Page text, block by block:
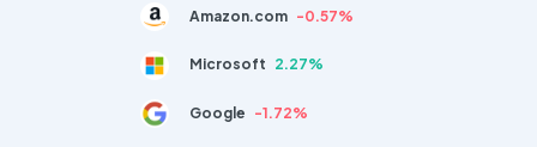
Amazon.com -0.57%
Microsoft 2.27%
Google -1.72%